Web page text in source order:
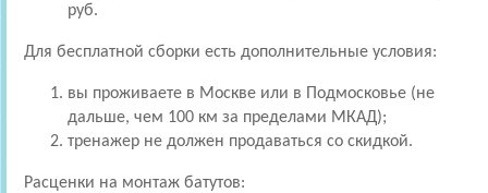
руб.
Для бесплатной сборки есть дополнительные условия:
вы проживаете в Москве или в Подмосковье (не
дальше, чем 100 км за пределами МКАД);
тренажер не должен продаваться со скидкой.
Расценки на монтаж батутов: